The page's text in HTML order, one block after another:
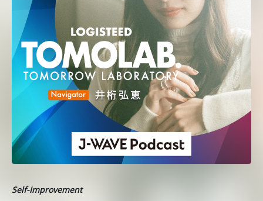
Self-Improvement